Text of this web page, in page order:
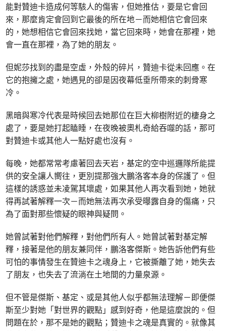
能對贊迪卡造成何等駭人的傷害，但她推估，要是它會回
來，那麼肯定會回到它最後的所在地－而她相信它會回來
的，她想相信它會回來找她，當它回來時，她會在那裡，她
會一直在那裡，為了她的朋友。
但妮莎找到的盡是空虛，外殼的碎片，贊迪卡從未回應。在
它的抱擁之處，她遇見的卻是因夜幕低垂所帶來的刺骨寒
冷。
黑暗與寒冷代表是時候回去她那位在巨大柳樹附近的棲身之
處了，要是她打起瞌睡，在夜晚被奧札奇給吞噬的話，那可
對贊迪卡或其他人一點好處也沒有。
每晚，她都常常考慮著回去天岩，基定的空中巡邏隊所能提
供的安全讓人嚮往，更別提那強大鵬洛客本身的保護了。但
這樣的誘惑並未凌駕其壞處，如果其他人再次看到她，她就
得再試著解釋一次－而她無法再次承受曝露自身的傷痛，只
為了面對那些懷疑的眼神與疑問。
她曾試著對他們解釋，對他們所有人。她曾試著對基定解
釋，接著是他的朋友兼同伴，鵬洛客傑斯。她告訴他們有些
可怕的事情發生在贊迪卡之魂身上，它被撕離了她，她失去
了朋友，也失去了流淌在土地間的力量泉源。
但不管是傑斯、基定、或是其他人似乎都無法理解－即便傑
斯至少對她「對世界的觀點」感到好奇，他是這麼說的。但
問題在於，那不是她的觀點；贊迪卡之魂是真實的。就像其